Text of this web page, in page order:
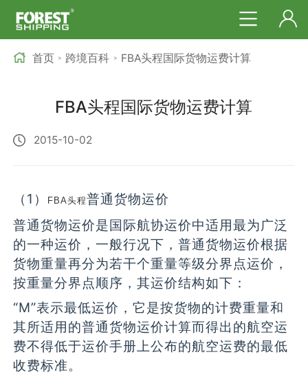
首页 > 跨境百科 > FBA头程国际货物运费计算
FBA头程国际货物运费计算
2015-10-02
（1） FBA头程普通货物运价
普通货物运价是国际航协运价中适用最为广泛
的一种运价，一般行况下，普通货物运价根据
货物重量再分为若干个重量等级分界点运价，
按重量分界点顺序，其运价结构如下：
“M”表示最低运价，它是按货物的计费重量和
其所适用的普通货物运价计算而得出的航空运
费不得低于运价手册上公布的航空运费的最低
收费标准。